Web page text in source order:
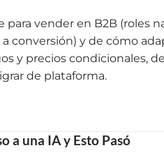
vender en B2B (roles
conversión) y de cómo
y precios condicionales,
de plataforma.
a una IA y Esto Pasó